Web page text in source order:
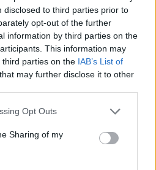
disclosed to third parties prior to
opt-out of the further
information by third parties on the
This information may
parties on the IAB’s List of
that may further disclose it to other
Opt Outs
Sharing of my
con Yraya Perdomo como
y supervisora de
con experiencia en
e internacionales
especializada en
y gestión de equipos
destacado por su
capacidad para construir